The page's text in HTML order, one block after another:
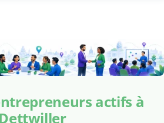
actifs à
Dettwiller